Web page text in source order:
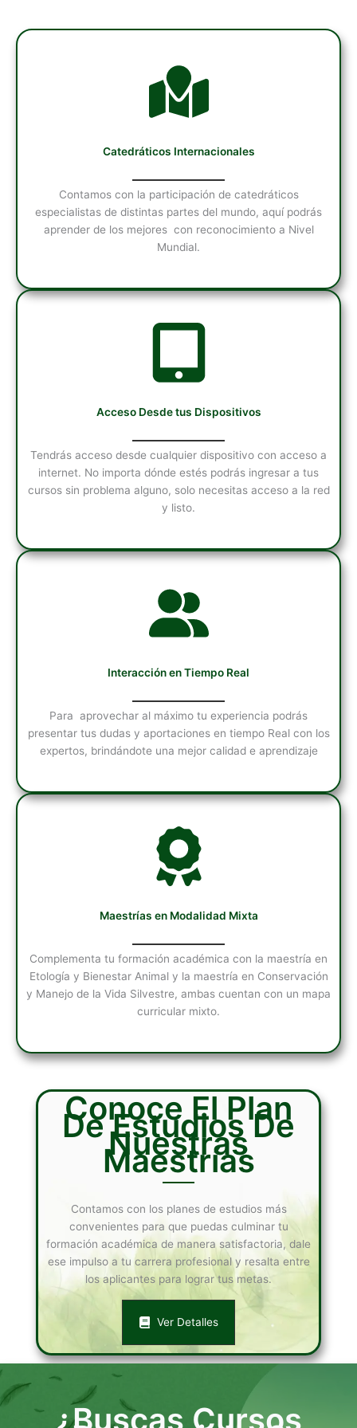
Catedráticos Internacionales
Contamos con la participación de catedráticos
especialistas de distintas partes del mundo, aquí podrás
aprender de los mejores con reconocimiento a Nivel
Mundial.
Acceso Desde tus Dispositivos
Tendrás acceso desde cualquier dispositivo con acceso a
internet. No importa dónde estés podrás ingresar a tus
cursos sin problema alguno, solo necesitas acceso a la red
y listo.
Interacción en Tiempo Real
Para aprovechar al máximo tu experiencia podrás
presentar tus dudas y aportaciones en tiempo Real con los
expertos, brindándote una mejor calidad e aprendizaje
Maestrías en Modalidad Mixta
Complementa tu formación académica con la maestría en
Etología y Bienestar Animal y la maestría en Conservación
y Manejo de la Vida Silvestre, ambas cuentan con un mapa
curricular mixto.
Conoce El Plan
De Estudios De
Nuestras
Maestrías
Contamos con los planes de estudios más
convenientes para que puedas culminar tu
formación académica de manera satisfactoria, dale
ese impulso a tu carrera profesional y resalta entre
los aplicantes para lograr tus metas.
Ver Detalles
¿Buscas Cursos